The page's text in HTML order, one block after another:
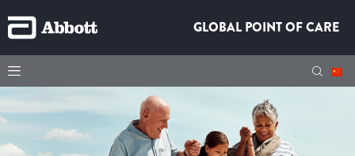
GLOBAL POINT OF CARE